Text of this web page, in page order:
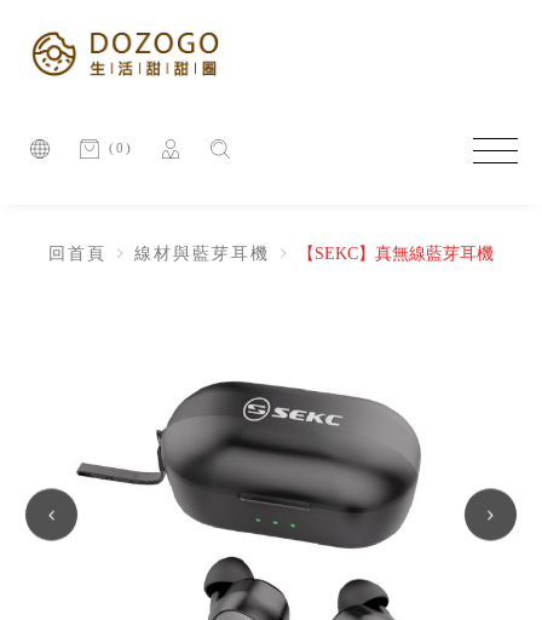
(0)
回首頁 線材與藍芽耳機 【SEKC】真無線藍芽耳機